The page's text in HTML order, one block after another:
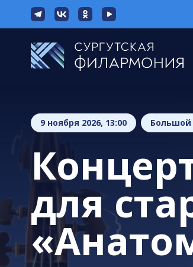
9 ноября 2026, 13:00
для